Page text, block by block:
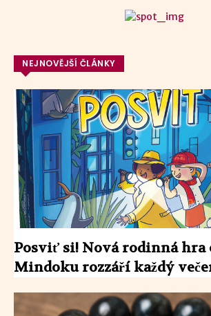
NEJNOVĚJŠÍ ČLÁNKY
Posviť si! Nová rodinná hra
Mindoku rozzáří každý